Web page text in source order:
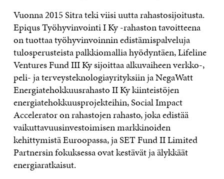
Vuonna 2015 Sitra teki viisi uutta rahastosijoitusta.
Epiqus Työhyvinvointi I Ky -rahaston tavoitteena
on tuottaa työhyvinvoinnin edistämispalveluja
tulosperusteista palkkiomallia hyödyntäen, Lifeline
Ventures Fund III Ky sijoittaa alkuvaiheen verkko-,
peli- ja terveysteknologiayrityksiin ja NegaWatt
Energiatehokkuusrahasto II Ky kiinteistöjen
energiatehokkuusprojekteihin, Social Impact
Accelerator on rahastojen rahasto, joka edistää
vaikuttavuusinvestoimisen markkinoiden
kehittymistä Euroopassa, ja SET Fund II Limited
Partnersin fokuksessa ovat kestävät ja älykkäät
energiaratkaisut.